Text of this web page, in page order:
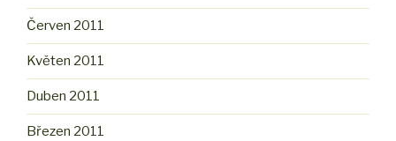
Červen 2011
Květen 2011
Duben 2011
Březen 2011